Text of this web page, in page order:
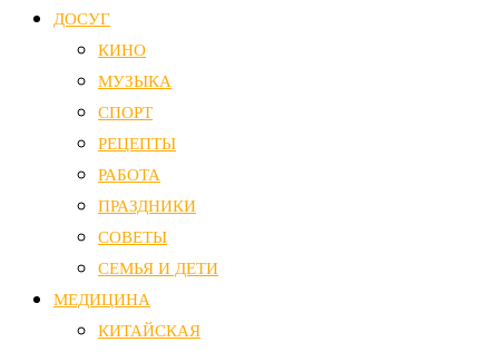
ДОСУГ
КИНО
МУЗЫКА
СПОРТ
РЕЦЕПТЫ
РАБОТА
ПРАЗДНИКИ
СОВЕТЫ
СЕМЬЯ И ДЕТИ
МЕДИЦИНА
КИТАЙСКАЯ